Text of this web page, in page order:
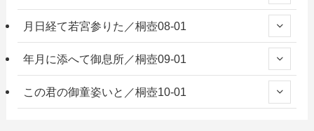
月日経て若宮参りた／桐壺08-01
年月に添へて御息所／桐壺09-01
この君の御童姿いと／桐壺10-01